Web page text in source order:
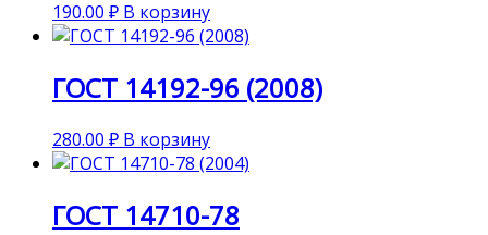
190.00 ₽ В корзину
ГОСТ 14192-96 (2008)
280.00 ₽ В корзину
ГОСТ 14710-78